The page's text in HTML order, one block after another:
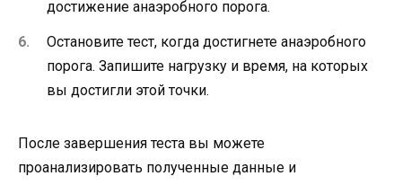
достижение анаэробного порога.
Остановите тест, когда достигнете анаэробного
порога. Запишите нагрузку и время, на которых
вы достигли этой точки.
После завершения теста вы можете
проанализировать полученные данные и